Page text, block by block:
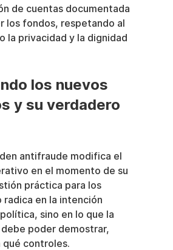
de cuentas documentada
los fondos, respetando al
la privacidad y la dignidad
los nuevos
y su verdadero
antifraude modifica el
en el momento de su
práctica para los
radica en la intención
sino en lo que la
poder demostrar,
qué controles.